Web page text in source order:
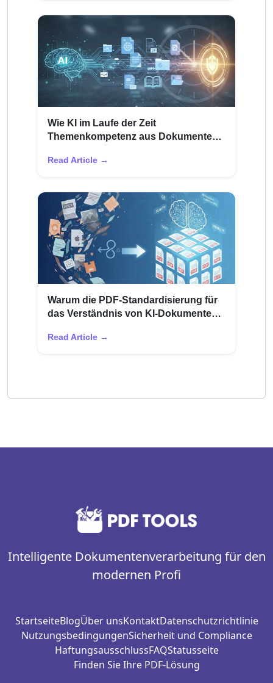
Wie KI im Laufe der Zeit
Themenkompetenz aus Dokumenten
Read Article →
Warum die PDF-Standardisierung für
das Verständnis von KI-Dokumenten
Read Article →
Intelligente Dokumentenverarbeitung für den
modernen Profi
StartseiteBlogÜber unsKontaktDatenschutzrichtlinie
NutzungsbedingungenSicherheit und Compliance
HaftungsausschlussFAQStatusseite
Finden Sie Ihre PDF-Lösung